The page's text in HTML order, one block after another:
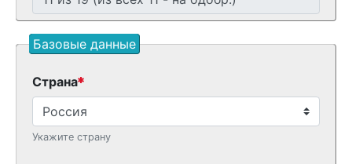
Базовые данные
Страна
Укажите страну